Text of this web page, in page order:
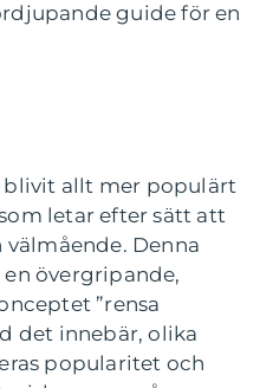
guide för en
blivit allt mer populärt
letar efter sätt att
Denna
övergripande,
”rensa
det innebär, olika
popularitet och